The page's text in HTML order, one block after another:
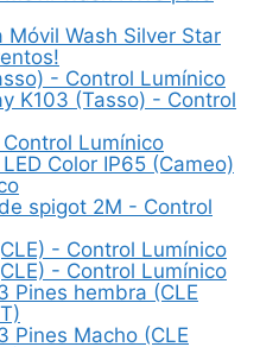
Móvil Wash Silver Star
- Control Lumínico
K103 (Tasso) - Control
Lumínico
Color IP65 (Cameo)
spigot 2M - Control
- Control Lumínico
- Control Lumínico
Pines hembra (CLE
Pines Macho (CLE